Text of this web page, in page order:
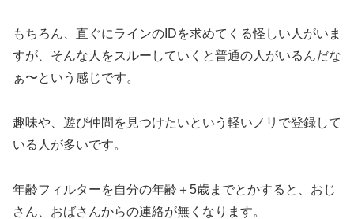
もちろん、直ぐにラインのIDを求めてくる怪しい人がいま
すが、そんな人をスルーしていくと普通の人がいるんだな
ぁ〜という感じです。
趣味や、遊び仲間を見つけたいという軽いノリで登録して
いる人が多いです。
年齢フィルターを自分の年齢＋5歳までとかすると、おじ
さん、おばさんからの連絡が無くなります。